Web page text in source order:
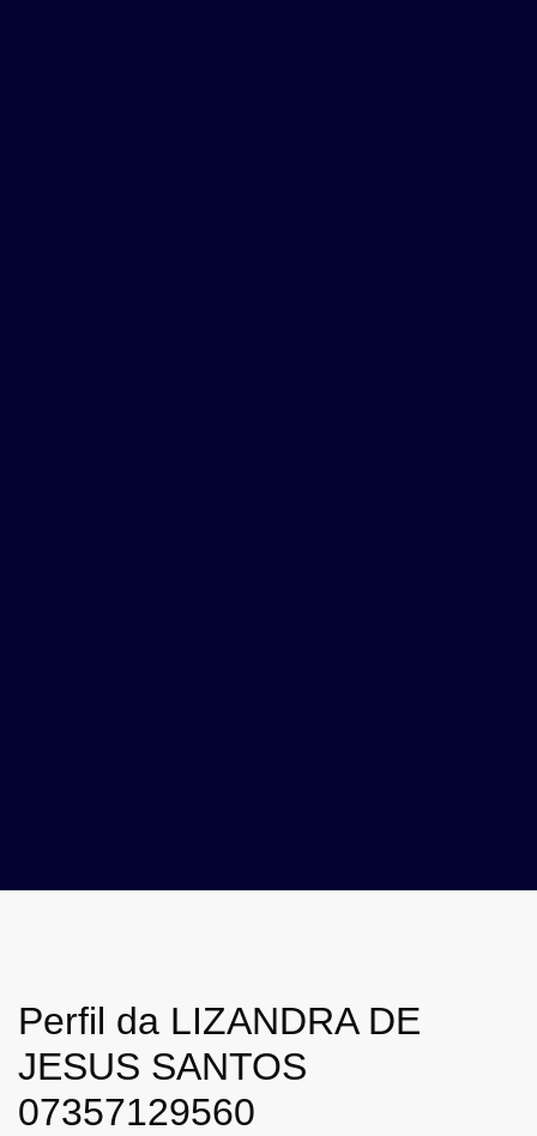
Perfil da LIZANDRA DE
JESUS SANTOS
07357129560